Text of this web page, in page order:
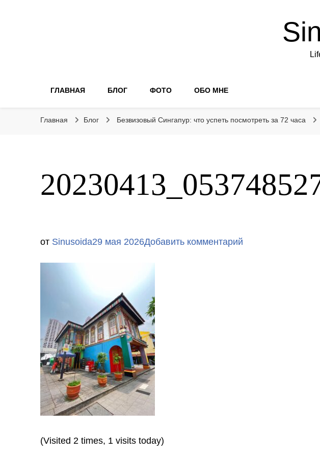
ГЛАВНАЯ БЛОГ ФОТО ОБО МНЕ
Главная Блог Безвизовый Сингапур: что успеть посмотреть за 72 часа
от Sinusoida29 мая 2026Добавить комментарий
(Visited 2 times, 1 visits today)